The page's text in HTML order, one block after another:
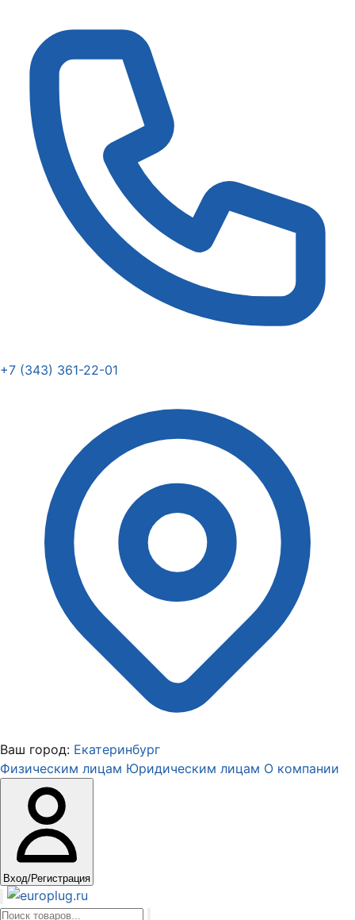
+7 (343) 361-22-01
Ваш город: Екатеринбург
Физическим лицам Юридическим лицам О компании
Вход/Регистрация